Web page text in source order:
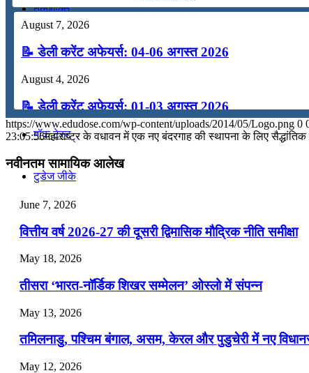
तर्कशक्ति
कंप्यूटर
मॉक टेस्ट
टुडेज जीके
August 7, 2026
📝 डेली करेंट अफेयर्स: 04-06 अगस्त 2026
August 4, 2026
📝 डेली करेंट अफेयर्स: 01-03 अगस्त 2026
July 31, 2026
📝 डेली करेंट अफेयर्स: 28-31 जुलाई 2026
July 28, 2026
📝 डेली करेंट अफेयर्स: 25-27 जुलाई 2026
July 25, 2026
📝 डेली करेंट अफेयर्स: 22-24 जुलाई 2026
July 22, 2026
📝 डेली करेंट अफेयर्स: 19-21 जुलाई 2026
July 19, 2026
https://www.edudose.com/wp-content/uploads/2014/05/Logo.png 0
23:05:56महाराष्ट्र के वधावन में एक नए बंदरगाह की स्थापना के लिए सैद्धांतिक
नवीनतम सामायिक आलेख
June 7, 2026
वित्तीय वर्ष 2026-27 की दूसरी द्विमासिक मौद्रिक नीति समीक्षा
May 18, 2026
तीसरा ‘भारत-नॉर्डिक शिखर सम्मेलन’ ओस्लो में संपन्न
May 13, 2026
तमिलनाडु, पश्चिम बंगाल, असम, केरल और पुडुचेरी में नए
May 12, 2026